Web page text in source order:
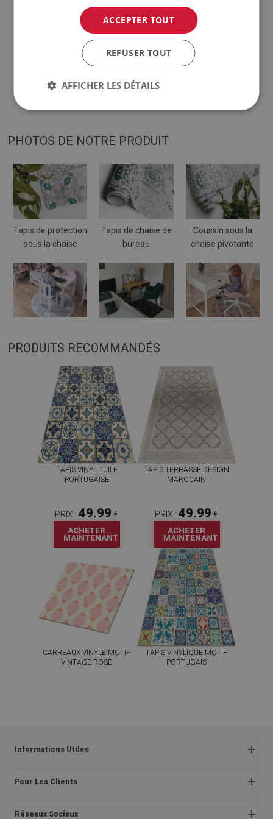
Les teintes de la moquette peuvent varier légèrement
Le tapis est conçu pour être utilisé sur une surface dure.
Lorsqu'il est placé sur une surface molle, il peut se plier et se
PHOTOS DE NOTRE PRODUIT
Tapis de protection
sous la chaise
Tapis de chaise de
bureau
Coussin sous la
chaise pivotante
PRODUITS RECOMMANDÉS
TAPIS VINYL TUILE
PORTUGAISE
PRIX : 49.99 €
ACHETER
MAINTENANT
TAPIS TERRASSE DESIGN
MAROCAIN
PRIX : 49.99 €
ACHETER
MAINTENANT
CARREAUX VINYLE MOTIF
VINTAGE ROSE
TAPIS VINYLIQUE MOTIF
PORTUGAIS
Informations Utiles
Retours
Pour Les Clients
À propos de nous
Réseaux Sociaux
ACCEPTER TOUT
REFUSER TOUT
AFFICHER LES DÉTAILS